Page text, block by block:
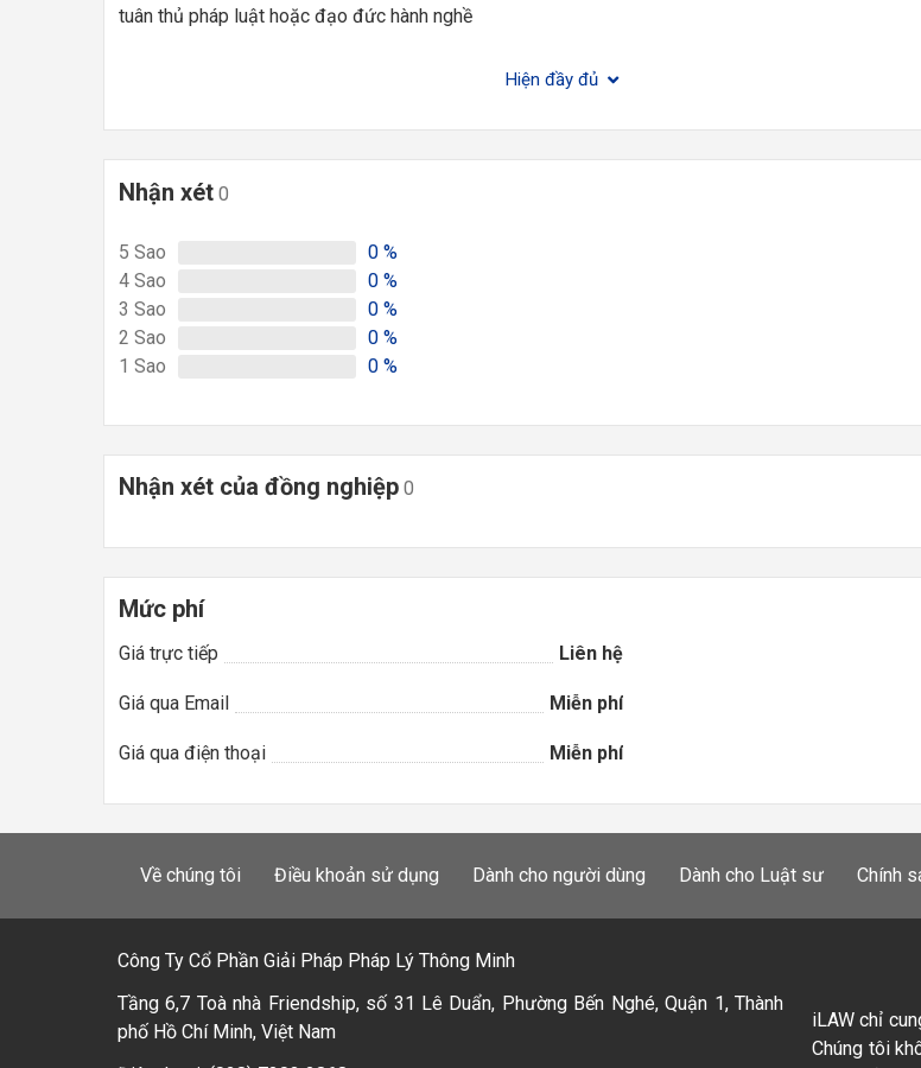
tuân thủ pháp luật hoặc đạo đức hành nghề
Hiện đầy đủ
Nhận xét 0
5 Sao 0 %
4 Sao 0 %
3 Sao 0 %
2 Sao 0 %
1 Sao 0 %
Nhận xét của đồng nghiệp 0
Mức phí
Giá trực tiếp Liên hệ
Giá qua Email Miễn phí
Giá qua điện thoại Miễn phí
Về chúng tôi Điều khoản sử dụng Dành cho người dùng Dành cho Luật sư Chính
Công Ty Cổ Phần Giải Pháp Pháp Lý Thông Minh
Tầng 6,7 Toà nhà Friendship, số 31 Lê Duẩn, Phường Bến Nghé, Quận 1, Thành
phố Hồ Chí Minh, Việt Nam
iLAW chỉ
Chúng tôi